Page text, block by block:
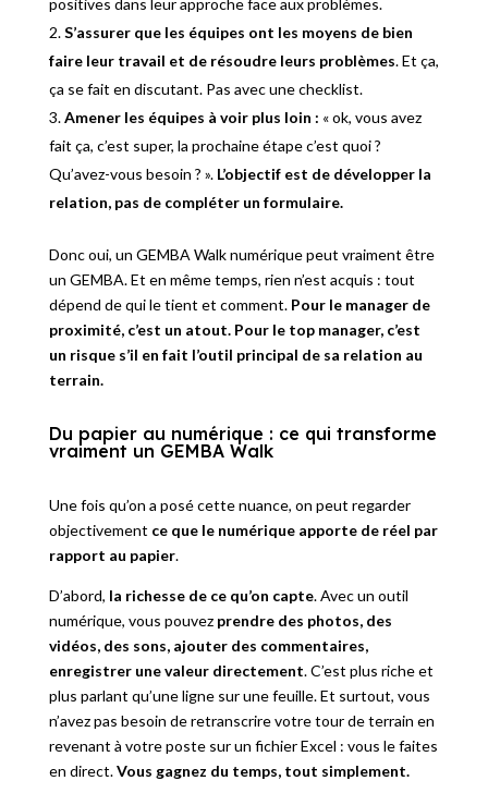
positives dans leur approche face aux problèmes.
S’assurer que les équipes ont les moyens de bien
faire leur travail et de résoudre leurs problèmes. Et ça,
ça se fait en discutant. Pas avec une checklist.
Amener les équipes à voir plus loin : « ok, vous avez
fait ça, c’est super, la prochaine étape c’est quoi ?
Qu’avez-vous besoin ? ». L’objectif est de développer la
relation, pas de compléter un formulaire.
Donc oui, un GEMBA Walk numérique peut vraiment être
un GEMBA. Et en même temps, rien n’est acquis : tout
dépend de qui le tient et comment. Pour le manager de
proximité, c’est un atout. Pour le top manager, c’est
un risque s’il en fait l’outil principal de sa relation au
terrain.
Du papier au numérique : ce qui transforme
vraiment un GEMBA Walk
Une fois qu’on a posé cette nuance, on peut regarder
objectivement ce que le numérique apporte de réel par
rapport au papier.
D’abord, la richesse de ce qu’on capte. Avec un outil
numérique, vous pouvez prendre des photos, des
vidéos, des sons, ajouter des commentaires,
enregistrer une valeur directement. C’est plus riche et
plus parlant qu’une ligne sur une feuille. Et surtout, vous
n’avez pas besoin de retranscrire votre tour de terrain en
revenant à votre poste sur un fichier Excel : vous le faites
en direct.Vous gagnez du temps, tout simplement.